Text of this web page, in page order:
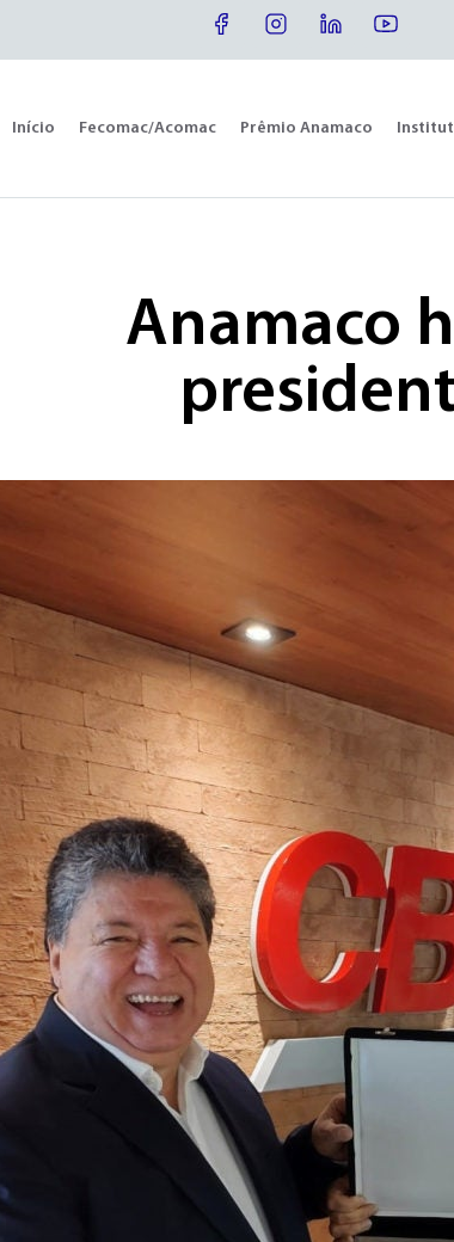
Início Fecomac/Acomac Prêmio Anamaco
Anamaco